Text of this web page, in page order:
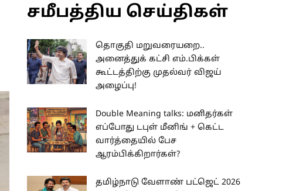
சமீபத்திய செய்திகள்
தொகுதி மறுவரையறை..
அனைத்துக் கட்சி எம்.பிக்கள்
கூட்டத்திற்கு முதல்வர் விஜய்
அழைப்பு!
Double Meaning talks: மனிதர்கள்
எப்போது டபுள் மீனிங் + கெட்ட
வார்த்தையில் பேச
ஆரம்பிக்கிறார்கள்?
தமிழ்நாடு வேளாண் பட்ஜெட் 2026